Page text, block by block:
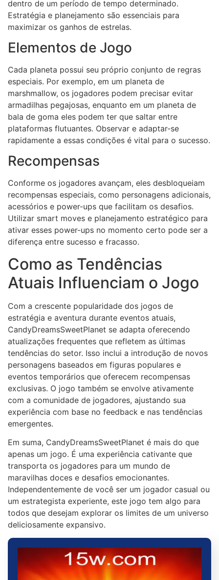
dentro de um período de tempo determinado.
Estratégia e planejamento são essenciais para
maximizar os ganhos de estrelas.
Elementos de Jogo
Cada planeta possui seu próprio conjunto de regras
especiais. Por exemplo, em um planeta de
marshmallow, os jogadores podem precisar evitar
armadilhas pegajosas, enquanto em um planeta de
bala de goma eles podem ter que saltar entre
plataformas flutuantes. Observar e adaptar-se
rapidamente a essas condições é vital para o sucesso.
Recompensas
Conforme os jogadores avançam, eles desbloqueiam
recompensas especiais, como personagens adicionais,
acessórios e power-ups que facilitam os desafios.
Utilizar smart moves e planejamento estratégico para
ativar esses power-ups no momento certo pode ser a
diferença entre sucesso e fracasso.
Como as Tendências
Atuais Influenciam o Jogo
Com a crescente popularidade dos jogos de
estratégia e aventura durante eventos atuais,
CandyDreamsSweetPlanet se adapta oferecendo
atualizações frequentes que refletem as últimas
tendências do setor. Isso inclui a introdução de novos
personagens baseados em figuras populares e
eventos temporários que oferecem recompensas
exclusivas. O jogo também se envolve ativamente
com a comunidade de jogadores, ajustando sua
experiência com base no feedback e nas tendências
emergentes.
Em suma, CandyDreamsSweetPlanet é mais do que
apenas um jogo. É uma experiência cativante que
transporta os jogadores para um mundo de
maravilhas doces e desafios emocionantes.
Independentemente de você ser um jogador casual ou
um estrategista experiente, este jogo tem algo para
todos que desejam explorar os limites de um universo
deliciosamente expansivo.